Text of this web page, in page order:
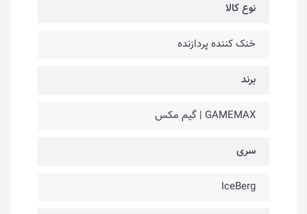
نوع کالا
خنک کننده پردازنده
برند
GAMEMAX | گیم مکس
سری
IceBerg